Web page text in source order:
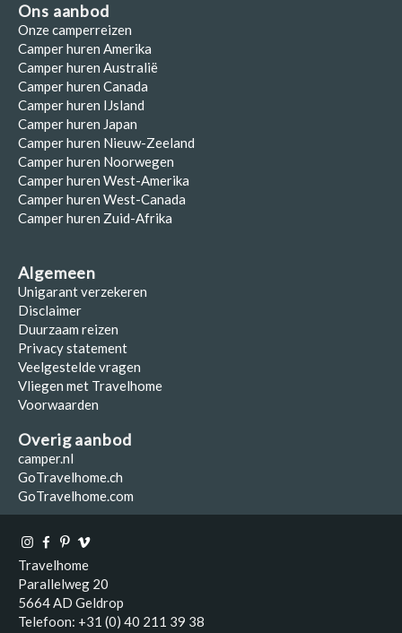
Ons aanbod
Onze camperreizen
Camper huren Amerika
Camper huren Australië
Camper huren Canada
Camper huren IJsland
Camper huren Japan
Camper huren Nieuw-Zeeland
Camper huren Noorwegen
Camper huren West-Amerika
Camper huren West-Canada
Camper huren Zuid-Afrika
Algemeen
Unigarant verzekeren
Disclaimer
Duurzaam reizen
Privacy statement
Veelgestelde vragen
Vliegen met Travelhome
Voorwaarden
Overig aanbod
camper.nl
GoTravelhome.ch
GoTravelhome.com
Travelhome
Parallelweg 20
5664 AD Geldrop
Telefoon: +31 (0) 40 211 39 38